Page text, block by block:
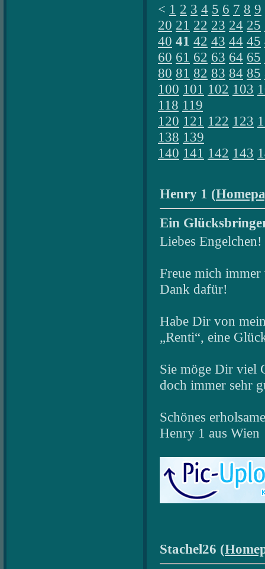
< 1 2 3 4 5 6 7 8 9
20 21 22 23 24 25
40 41 42 43 44 45
60 61 62 63 64 65
80 81 82 83 84 85
100 101 102 103
118 119
120 121 122 123
138 139
140 141 142 143
Henry 1 (
Ein
Liebes Engelchen!
Freue mich immer
Dank dafür!
Habe Dir von
„Renti“, eine
Sie möge Dir viel
doch immer sehr
Schönes
Henry 1 aus Wien
Stachel26 (